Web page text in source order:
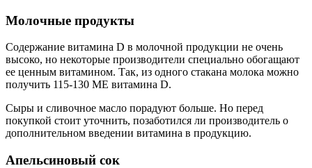
Молочные продукты
Содержание витамина D в молочной продукции не очень
высоко, но некоторые производители специально обогащают
ее ценным витамином. Так, из одного стакана молока можно
получить 115-130 МЕ витамина D.
Сыры и сливочное масло порадуют больше. Но перед
покупкой стоит уточнить, позаботился ли производитель о
дополнительном введении витамина в продукцию.
Апельсиновый сок